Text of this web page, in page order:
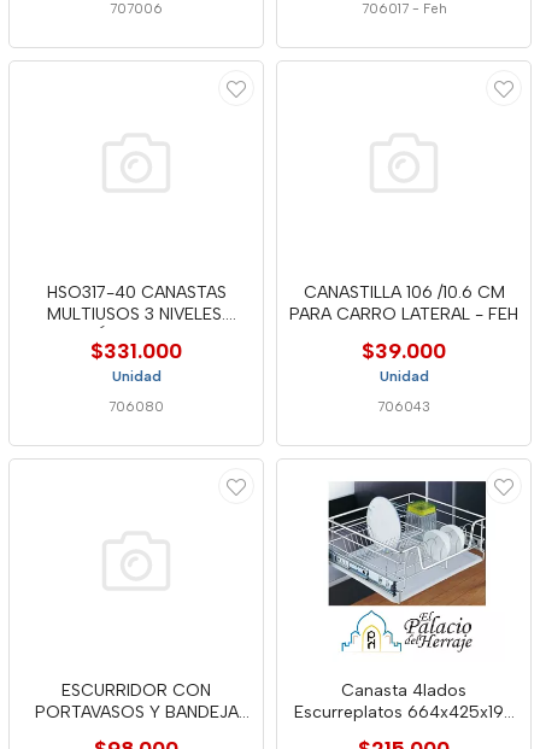
707006 706017 - Feh
HSO317-40 CANASTAS
MULTIUSOS 3 NIVELES.
$331.000
Unidad
706080
CANASTILLA 106 /10.6 CM
PARA CARRO LATERAL - FEH
$39.000
Unidad
706043
ESCURRIDOR CON
PORTAVASOS Y BANDEJA
Canasta 4lados
Escurreplatos 664x425x195